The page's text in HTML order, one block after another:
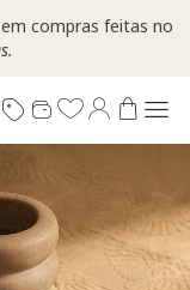
em compras feitas no